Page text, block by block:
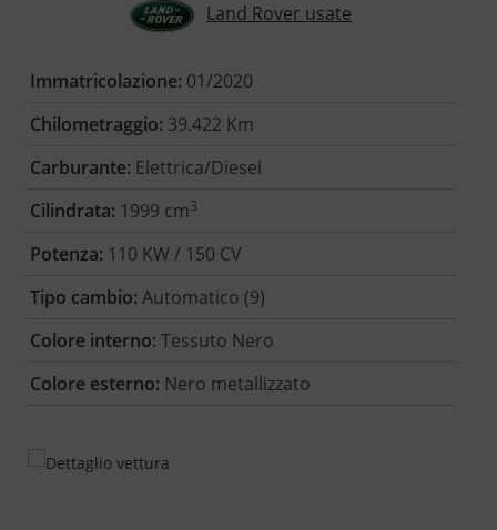
Land Rover usate
Immatricolazione: 01/2020
Chilometraggio: 39.422 Km
Carburante: Elettrica/Diesel
Cilindrata: 1999 cm3
Potenza: 110 KW / 150 CV
Tipo cambio: Automatico (9)
Colore interno: Tessuto Nero
Colore esterno: Nero metallizzato